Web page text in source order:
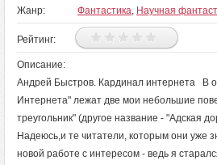
Жанр: Фантастика, Научная
Рейтинг:
Описание:
Андрей Быстров. Кардинал интернета В
Интернета" лежат две мои небольшие
треугольник" (другое название - "Адская
Надеюсь,и те читатели, которым они уже
новой работе с интересом - ведь я